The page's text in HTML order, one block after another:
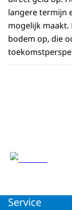
langere termijn
mogelijk maakt.
bodem op, die
Service